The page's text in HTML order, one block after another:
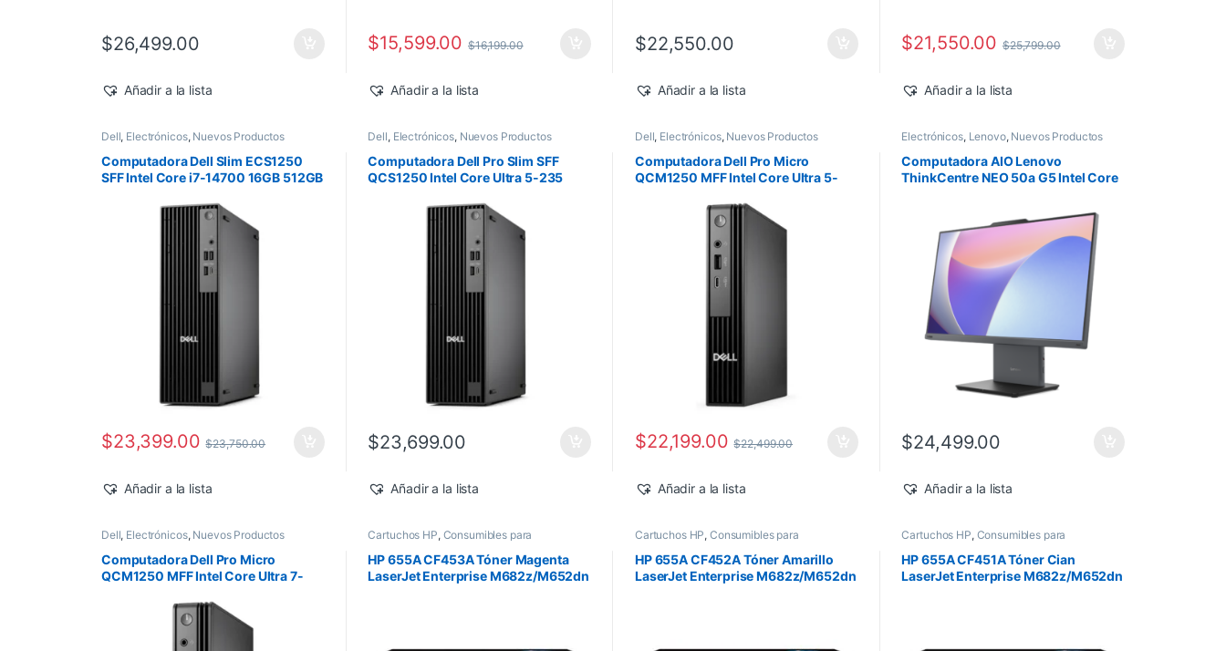
$26,499.00
Añadir a la lista
$15,599.00 $16,199.00
Añadir a la lista
$22,550.00
Añadir a la lista
$21,550.00 $25,799.00
Añadir a la lista
Dell, Electrónicos, Nuevos Productos
Computadora Dell Slim ECS1250
SFF Intel Core i7-14700 16GB 512GB
$23,399.00 $23,750.00
Añadir a la lista
Dell, Electrónicos, Nuevos Productos
Computadora Dell Pro Slim SFF
QCS1250 Intel Core Ultra 5-235
$23,699.00
Añadir a la lista
Dell, Electrónicos, Nuevos Productos
Computadora Dell Pro Micro
QCM1250 MFF Intel Core Ultra 5-
$22,199.00 $22,499.00
Añadir a la lista
Electrónicos, Lenovo, Nuevos Productos
Computadora AIO Lenovo
ThinkCentre NEO 50a G5 Intel Core
$24,499.00
Añadir a la lista
Dell, Electrónicos, Nuevos Productos
Computadora Dell Pro Micro
QCM1250 MFF Intel Core Ultra 7-
Cartuchos HP, Consumibles para
Pedido,Toner Original
HP 655A CF453A Tóner Magenta
LaserJet Enterprise M682z/M652dn
Cartuchos HP,Consumibles para
Pedido,Toner Original
HP 655A CF452A Tóner Amarillo
LaserJet Enterprise M682z/M652dn
Cartuchos HP, Consumibles para
Pedido,Toner Original
HP 655A CF451A Tóner Cian
LaserJet Enterprise M682z/M652dn